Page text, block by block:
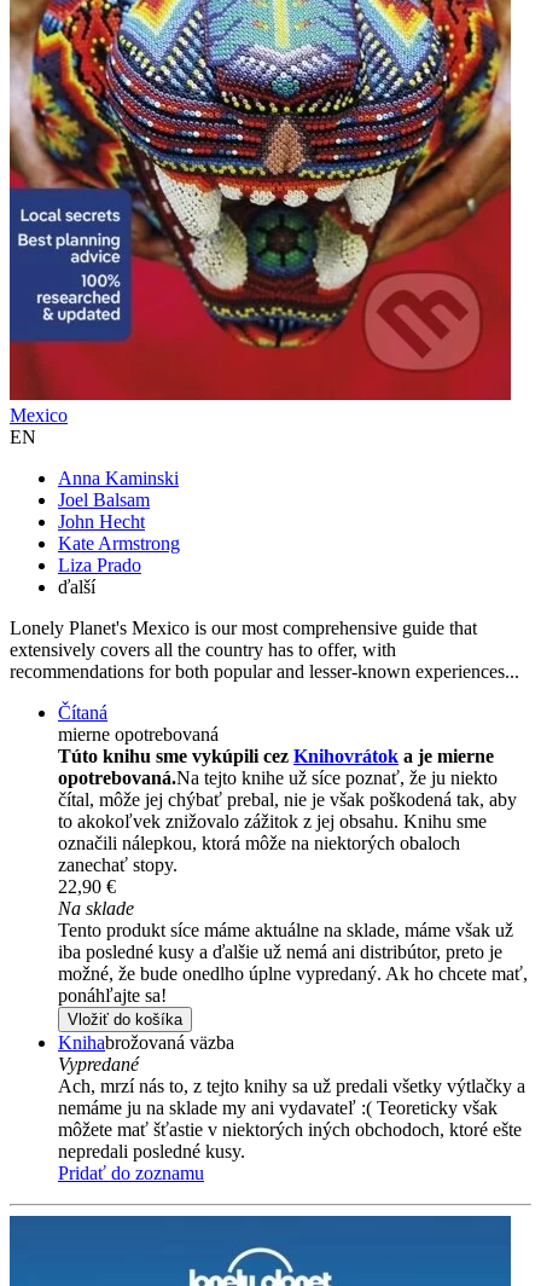
Mexico
EN
Anna Kaminski
Joel Balsam
John Hecht
Kate Armstrong
Liza Prado
ďalší
Lonely Planet's Mexico is our most comprehensive guide that
extensively covers all the country has to offer, with
recommendations for both popular and lesser-known experiences...
Čítaná
mierne opotrebovaná
Túto knihu sme vykúpili cez Knihovrátok a je mierne
opotrebovaná.Na tejto knihe už síce poznať, že ju niekto
čítal, môže jej chýbať prebal, nie je však poškodená tak, aby
to akokoľvek znižovalo zážitok z jej obsahu. Knihu sme
označili nálepkou, ktorá môže na niektorých obaloch
zanechať stopy.
22,90 €
Na sklade
Tento produkt síce máme aktuálne na sklade, máme však už
iba posledné kusy a ďalšie už nemá ani distribútor, preto je
možné, že bude onedlho úplne vypredaný. Ak ho chcete mať,
ponáhľajte sa!
Vložiť do košíka
Knihabrožovaná väzba
Vypredané
Ach, mrzí nás to, z tejto knihy sa už predali všetky výtlačky a
nemáme ju na sklade my ani vydavateľ :( Teoreticky však
môžete mať šťastie v niektorých iných obchodoch, ktoré ešte
nepredali posledné kusy.
Pridať do zoznamu